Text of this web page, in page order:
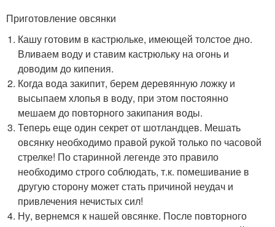
Приготовление овсянки
Кашу готовим в кастрюльке, имеющей толстое дно.
Вливаем воду и ставим кастрюльку на огонь и
доводим до кипения.
Когда вода закипит, берем деревянную ложку и
высыпаем хлопья в воду, при этом постоянно
мешаем до повторного закипания воды.
Теперь еще один секрет от шотландцев. Мешать
овсянку необходимо правой рукой только по часовой
стрелке! По старинной легенде это правило
необходимо строго соблюдать, т.к. помешивание в
другую сторону может стать причиной неудач и
привлечения нечистых сил!
Ну, вернемся к нашей овсянке. После повторного